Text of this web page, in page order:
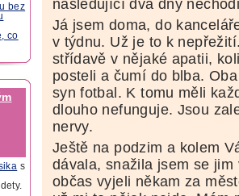
bez
co
s
následující dva dny
Já jsem doma, do
v týdnu. Už je to k
střídavě v nějaké apatii,
posteli a čumí do blba.
syn fotbal. K tomu měli
dlouho nefunguje. Jsou
nervy.
Ještě na podzim a kolem
dávala, snažila jsem se
občas vyjeli někam za